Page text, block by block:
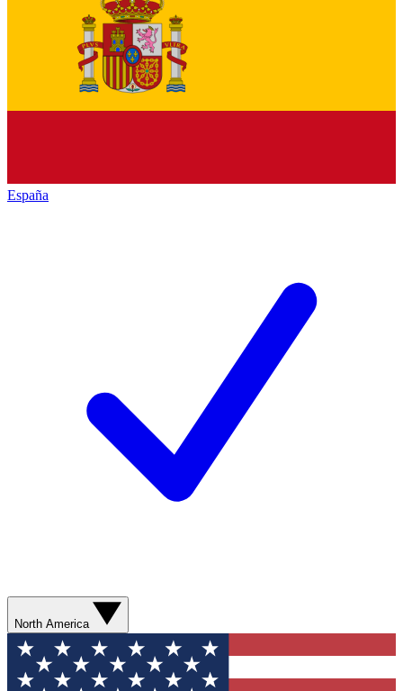
España
North America